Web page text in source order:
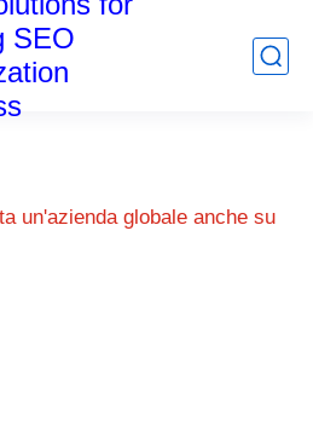
SEO
un'azienda globale anche su